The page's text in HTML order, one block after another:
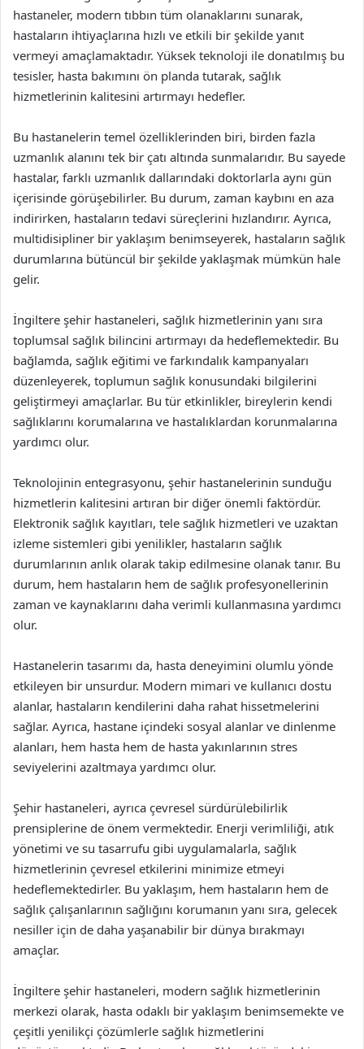
hastaneler, modern tıbbın tüm olanaklarını sunarak,
hastaların ihtiyaçlarına hızlı ve etkili bir şekilde yanıt
vermeyi amaçlamaktadır. Yüksek teknoloji ile donatılmış bu
tesisler, hasta bakımını ön planda tutarak, sağlık
hizmetlerinin kalitesini artırmayı hedefler.
Bu hastanelerin temel özelliklerinden biri, birden fazla
uzmanlık alanını tek bir çatı altında sunmalarıdır. Bu sayede
hastalar, farklı uzmanlık dallarındaki doktorlarla aynı gün
içerisinde görüşebilirler. Bu durum, zaman kaybını en aza
indirirken, hastaların tedavi süreçlerini hızlandırır. Ayrıca,
multidisipliner bir yaklaşım benimseyerek, hastaların sağlık
durumlarına bütüncül bir şekilde yaklaşmak mümkün hale
gelir.
İngiltere şehir hastaneleri, sağlık hizmetlerinin yanı sıra
toplumsal sağlık bilincini artırmayı da hedeflemektedir. Bu
bağlamda, sağlık eğitimi ve farkındalık kampanyaları
düzenleyerek, toplumun sağlık konusundaki bilgilerini
geliştirmeyi amaçlarlar. Bu tür etkinlikler, bireylerin kendi
sağlıklarını korumalarına ve hastalıklardan korunmalarına
yardımcı olur.
Teknolojinin entegrasyonu, şehir hastanelerinin sunduğu
hizmetlerin kalitesini artıran bir diğer önemli faktördür.
Elektronik sağlık kayıtları, tele sağlık hizmetleri ve uzaktan
izleme sistemleri gibi yenilikler, hastaların sağlık
durumlarının anlık olarak takip edilmesine olanak tanır. Bu
durum, hem hastaların hem de sağlık profesyonellerinin
zaman ve kaynaklarını daha verimli kullanmasına yardımcı
olur.
Hastanelerin tasarımı da, hasta deneyimini olumlu yönde
etkileyen bir unsurdur. Modern mimari ve kullanıcı dostu
alanlar, hastaların kendilerini daha rahat hissetmelerini
sağlar. Ayrıca, hastane içindeki sosyal alanlar ve dinlenme
alanları, hem hasta hem de hasta yakınlarının stres
seviyelerini azaltmaya yardımcı olur.
Şehir hastaneleri, ayrıca çevresel sürdürülebilirlik
prensiplerine de önem vermektedir. Enerji verimliliği, atık
yönetimi ve su tasarrufu gibi uygulamalarla, sağlık
hizmetlerinin çevresel etkilerini minimize etmeyi
hedeflemektedirler. Bu yaklaşım, hem hastaların hem de
sağlık çalışanlarının sağlığını korumanın yanı sıra, gelecek
nesiller için de daha yaşanabilir bir dünya bırakmayı
amaçlar.
İngiltere şehir hastaneleri, modern sağlık hizmetlerinin
merkezi olarak, hasta odaklı bir yaklaşım benimsemekte ve
çeşitli yenilikçi çözümlerle sağlık hizmetlerini